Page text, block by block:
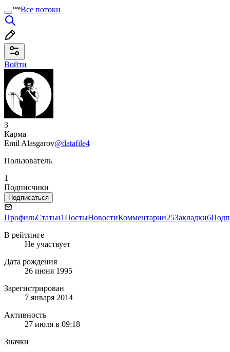
Все потоки
Войти
3
Карма
Emil Alasgarov@datafile4
Пользователь
1
Подписчики
Подписаться
ПрофильСтатьи1ПостыНовостиКомментарии25Закладки6
В рейтинге
Не участвует
Дата рождения
26 июня 1995
Зарегистрирован
7 января 2014
Активность
27 июля в 09:18
Значки